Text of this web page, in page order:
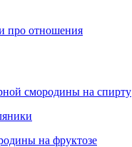
про отношения
смородины на спирту
на фруктозе